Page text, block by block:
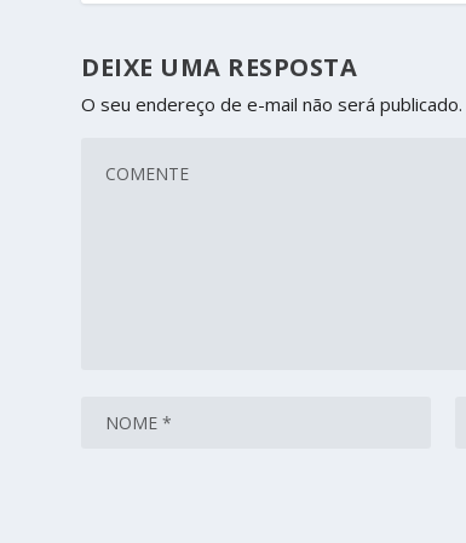
DEIXE UMA RESPOSTA
O seu endereço de e-mail não será publicado.